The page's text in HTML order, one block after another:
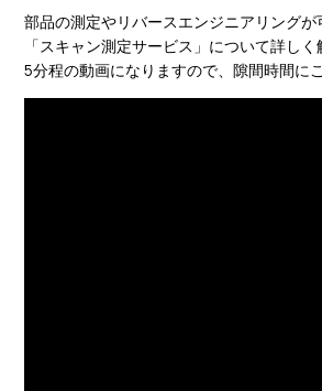
部品の測定やリバースエンジニアリング
「スキャン測定サービス」について詳しく
5分程の動画になりますので、隙間時間に